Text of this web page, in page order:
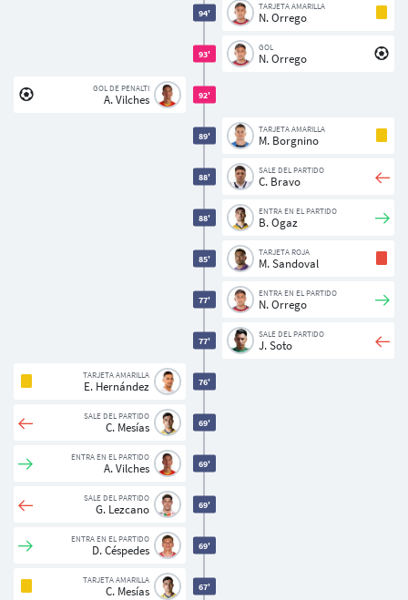
67'
TARJETA AMARILLA
C. Mesías
69'
ENTRA EN EL PARTIDO
D. Céspedes
69'
SALE DEL PARTIDO
G. Lezcano
69'
ENTRA EN EL PARTIDO
A. Vilches
69'
SALE DEL PARTIDO
C. Mesías
76'
TARJETA AMARILLA
E. Hernández
77'
SALE DEL PARTIDO
J. Soto
77'
ENTRA EN EL PARTIDO
N. Orrego
85'
TARJETA ROJA
M. Sandoval
88'
ENTRA EN EL PARTIDO
B. Ogaz
88'
SALE DEL PARTIDO
C. Bravo
89'
TARJETA AMARILLA
M. Borgnino
92'
GOL DE PENALTI
A. Vilches
93'
GOL
N. Orrego
94'
TARJETA AMARILLA
N. Orrego